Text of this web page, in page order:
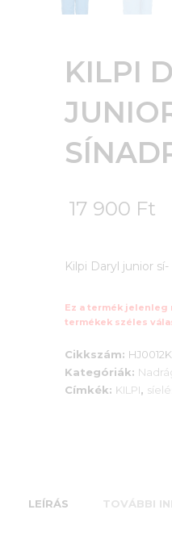
KILPI
17 900 Ft
Kilpi Daryl junior
Ez a termék jelenleg
termékek széles
Cikkszám:
Kategóriák:
Címkék: KILPI,
LEÍRÁS TOVÁBBI